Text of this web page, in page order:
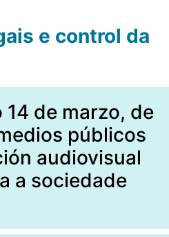
e control da
14 de marzo, de
públicos
audiovisual
a sociedade